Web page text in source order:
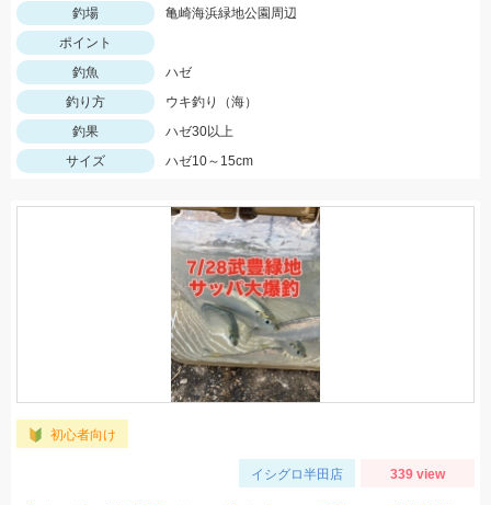
釣場
亀崎海浜緑地公園周辺
ポイント
釣魚
ハゼ
釣り方
ウキ釣り（海）
釣果
ハゼ30以上
サイズ
ハゼ10～15cm
初心者向け
イシグロ半田店 339 view